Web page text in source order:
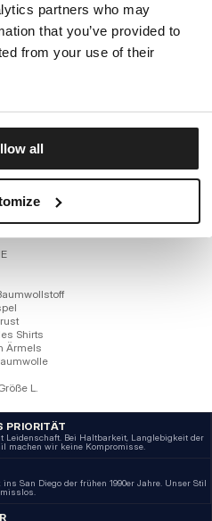
partners who may
that you’ve provided to
from your use of their
all
with a regular fit.
Shirts
Ärmels
L.
PRIORITÄT
Leidenschaft. Bei Haltbarkeit, Langlebigkeit der
machen wir keine Kompromisse.
San Diego der frühen 1990er Jahre. Unser Stil